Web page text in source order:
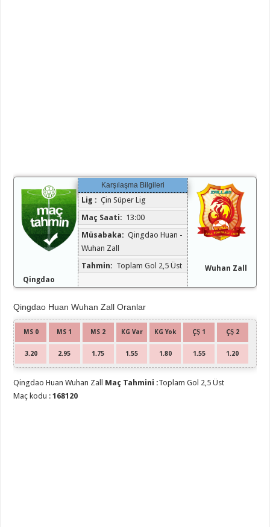
Qingdao
Karşılaşma Bilgileri
Lig : Çin Süper Lig
Maç Saati: 13:00
Müsabaka: Qingdao Huan -
Wuhan Zall
Tahmin: Toplam Gol 2,5 Üst Wuhan Zall
Qingdao Huan Wuhan Zall Oranlar
MS 0 MS 1 MS 2 KG Var KG Yok ÇŞ 1 ÇŞ 2
3.20 2.95 1.75 1.55 1.80 1.55 1.20
Qingdao Huan Wuhan Zall Maç Tahmini :Toplam Gol 2,5 Üst
Maç kodu :168120